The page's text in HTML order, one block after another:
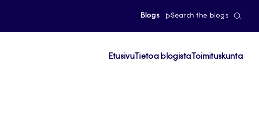
Blogs Search the blogs
Etusivu Tietoa blogista Toimituskunta